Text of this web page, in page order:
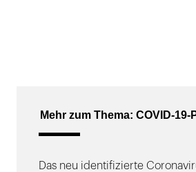
Mehr zum Thema: COVID-19-
Das neu identifizierte